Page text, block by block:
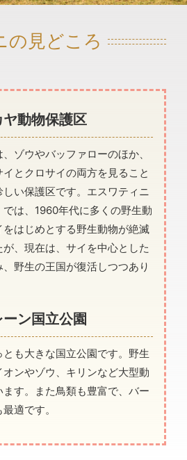
の見どころ
ヤ動物保護区
ゾウやバッファローのほか、
とクロサイの両方を見ること
い保護区です。エスワティニ
では、1960年代に多くの野生動
はじめとする野生動物が絶滅
、現在は、サイを中心とした
野生の王国が復活しつつあり
ン国立公園
も大きな国立公園です。野生
ンやゾウ、キリンなど大型動
す。また鳥類も豊富で、バー
適です。